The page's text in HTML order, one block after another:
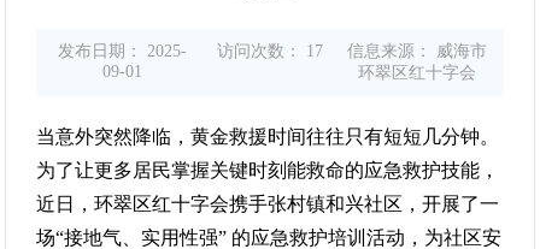
发布日期：
2025-
09-01
访问次数： 17 信息来源：
威海市
环翠区红十字会
当意外突然降临，黄金救援时间往往只有短短几分钟。
为了让更多居民掌握关键时刻能救命的应急救护技能，
近日，环翠区红十字会携手张村镇和兴社区，开展了一
场“接地气、实用性强” 的应急救护培训活动，为社区安